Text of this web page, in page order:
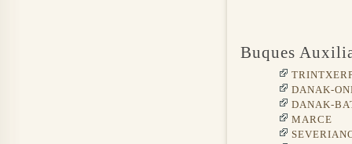
Buques
DANAK-
DANAK-
MARCE